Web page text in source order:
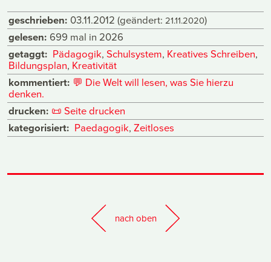
geschrieben: 03.11.2012 (geändert: 21.11.2020)
gelesen: 699 mal in 2026
getaggt: Pädagogik, Schulsystem, Kreatives Schreiben,
Bildungsplan, Kreativität
kommentiert: 💬 Die Welt will lesen, was Sie hierzu
denken.
drucken: 📜 Seite drucken
kategorisiert: Paedagogik, Zeitloses
nach oben